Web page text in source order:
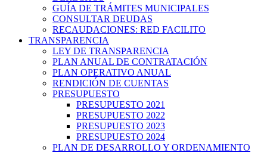
GUÍA DE TRÁMITES MUNICIPALES
CONSULTAR DEUDAS
RECAUDACIONES: RED FACILITO
TRANSPARENCIA
LEY DE TRANSPARENCIA
PLAN ANUAL DE CONTRATACIÓN
PLAN OPERATIVO ANUAL
RENDICIÓN DE CUENTAS
PRESUPUESTO
PRESUPUESTO 2021
PRESUPUESTO 2022
PRESUPUESTO 2023
PRESUPUESTO 2024
PLAN DE DESARROLLO Y ORDENAMIENTO